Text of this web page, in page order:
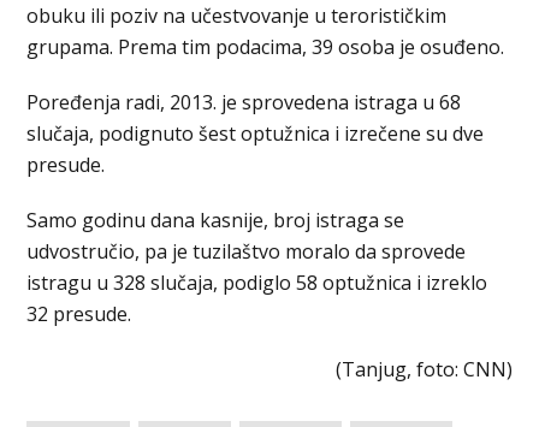
obuku ili poziv na učestvovanje u terorističkim
grupama. Prema tim podacima, 39 osoba je osuđeno.
Poređenja radi, 2013. je sprovedena istraga u 68
slučaja, podignuto šest optužnica i izrečene su dve
presude.
Samo godinu dana kasnije, broj istraga se
udvostručio, pa je tuzilaštvo moralo da sprovede
istragu u 328 slučaja, podiglo 58 optužnica i izreklo
32 presude.
(Tanjug, foto: CNN)